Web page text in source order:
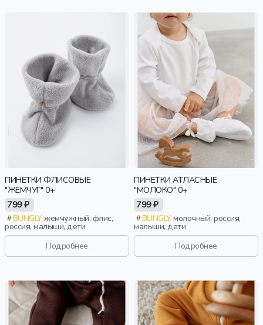
ПИНЕТКИ ФЛИСОВЫЕ
"ЖЕМЧУГ" 0+
799 ₽
BUNGLYжемчужный, флис,
россия, малыши, дети
Подробнее
ПИНЕТКИ АТЛАСНЫЕ
"МОЛОКО" 0+
799 ₽
BUNGLYмолочный, россия,
малыши, дети
Подробнее